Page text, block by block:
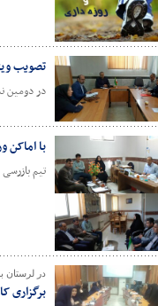
تصویب
در دومین
با
تیم
در لرستان
برگزاری